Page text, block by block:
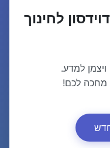
לחינוך
ויצמן למדע.
מחכה לכם!